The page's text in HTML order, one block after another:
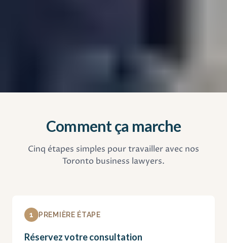
Comment ça marche
Cinq étapes simples pour travailler avec nos
Toronto business lawyers.
1 PREMIÈRE ÉTAPE
Réservez votre consultation